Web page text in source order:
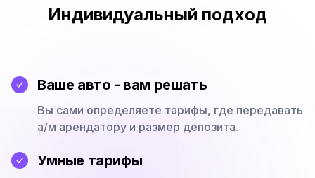
Индивидуальный подход
Ваше авто - вам решать
Вы сами определяете тарифы, где передавать
а/м арендатору и размер депозита.
Умные тарифы